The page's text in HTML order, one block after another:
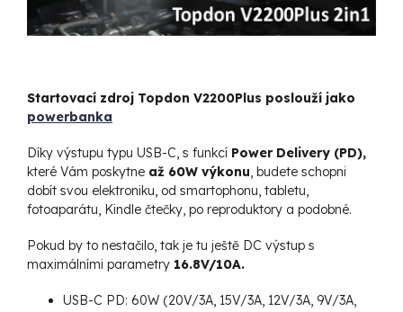
Startovací zdroj Topdon V2200Plus poslouží jako
powerbanka
Díky výstupu typu USB-C, s funkcí Power Delivery (PD),
které Vám poskytne až 60W výkonu , budete schopni
dobít svou elektroniku, od smartophonu, tabletu,
fotoaparátu, Kindle čtečky, po reproduktory a podobné.
Pokud by to nestačilo, tak je tu ještě DC výstup s
maximálními parametry 16.8V/10A.
USB-C PD: 60W (20V/3A, 15V/3A, 12V/3A, 9V/3A,